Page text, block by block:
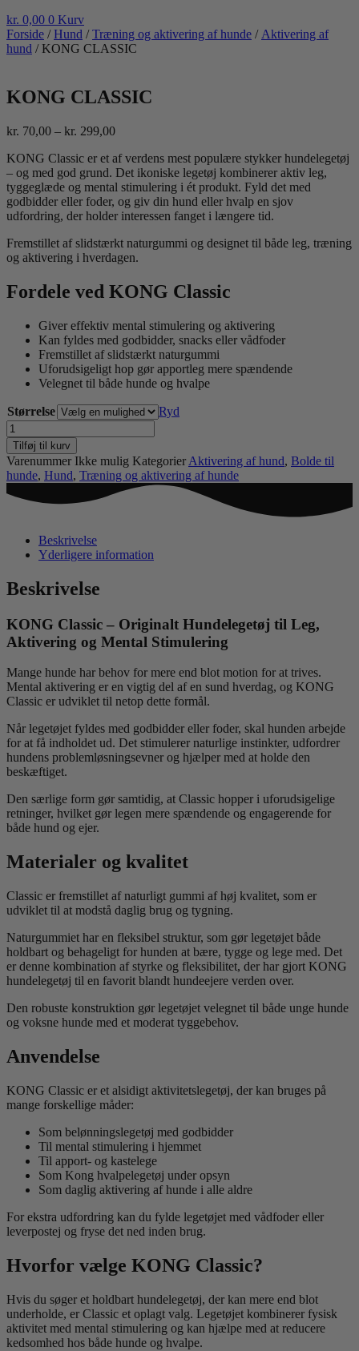
kr. 0,00 0 Kurv
Forside /Hund /Træning og aktivering af hunde / Aktivering af
hund / KONG CLASSIC
KONG CLASSIC
kr. 70,00 – kr. 299,00Prisinterval:
til
kr. 299,00
KONG Classic er et af verdens mest populære stykker hundelegetøj
– og med god grund. Det ikoniske legetøj kombinerer aktiv leg,
tyggeglæde og mental stimulering i ét produkt. Fyld det med
godbidder eller foder, og giv din hund eller hvalp en sjov
udfordring, der holder interessen fanget i længere tid.
Fremstillet af slidstærkt naturgummi og designet til både leg, træning
og aktivering i hverdagen.
Fordele ved KONG Classic
Giver effektiv mental stimulering og aktivering
Kan fyldes med godbidder, snacks eller vådfoder
Fremstillet af slidstærkt naturgummi
Uforudsigeligt hop gør apportleg mere spændende
Velegnet til både hunde og hvalpe
Størrelse
Ryd
KONG
CLASSIC
antal
Tilføj til kurv
Varenummer Ikke mulig Kategorier Aktivering af hund, Bolde til
hunde, Hund, Træning og aktivering af hunde
Beskrivelse
Yderligere information
Beskrivelse
KONG Classic – Originalt Hundelegetøj til Leg,
Aktivering og Mental Stimulering
Mange hunde har behov for mere end blot motion for at trives.
Mental aktivering er en vigtig del af en sund hverdag, og KONG
Classic er udviklet til netop dette formål.
Når legetøjet fyldes med godbidder eller foder, skal hunden arbejde
for at få indholdet ud. Det stimulerer naturlige instinkter, udfordrer
hundens problemløsningsevner og hjælper med at holde den
beskæftiget.
Den særlige form gør samtidig, at Classic hopper i uforudsigelige
retninger, hvilket gør legen mere spændende og engagerende for
både hund og ejer.
Materialer og kvalitet
Classic er fremstillet af naturligt gummi af høj kvalitet, som er
udviklet til at modstå daglig brug og tygning.
Naturgummiet har en fleksibel struktur, som gør legetøjet både
holdbart og behageligt for hunden at bære, tygge og lege med. Det
er denne kombination af styrke og fleksibilitet, der har gjort KONG
hundelegetøj til en favorit blandt hundeejere verden over.
Den robuste konstruktion gør legetøjet velegnet til både unge hunde
og voksne hunde med et moderat tyggebehov.
Anvendelse
KONG Classic er et alsidigt aktivitetslegetøj, der kan bruges på
mange forskellige måder:
Som belønningslegetøj med godbidder
Til mental stimulering i hjemmet
Til apport- og kastelege
Som Kong hvalpelegetøj under opsyn
Som daglig aktivering af hunde i alle aldre
For ekstra udfordring kan du fylde legetøjet med vådfoder eller
leverpostej og fryse det ned inden brug.
Hvorfor vælge KONG Classic?
Hvis du søger et holdbart hundelegetøj, der kan mere end blot
underholde, er Classic et oplagt valg. Legetøjet kombinerer fysisk
aktivitet med mental stimulering og kan hjælpe med at reducere
kedsomhed hos både hunde og hvalpe.